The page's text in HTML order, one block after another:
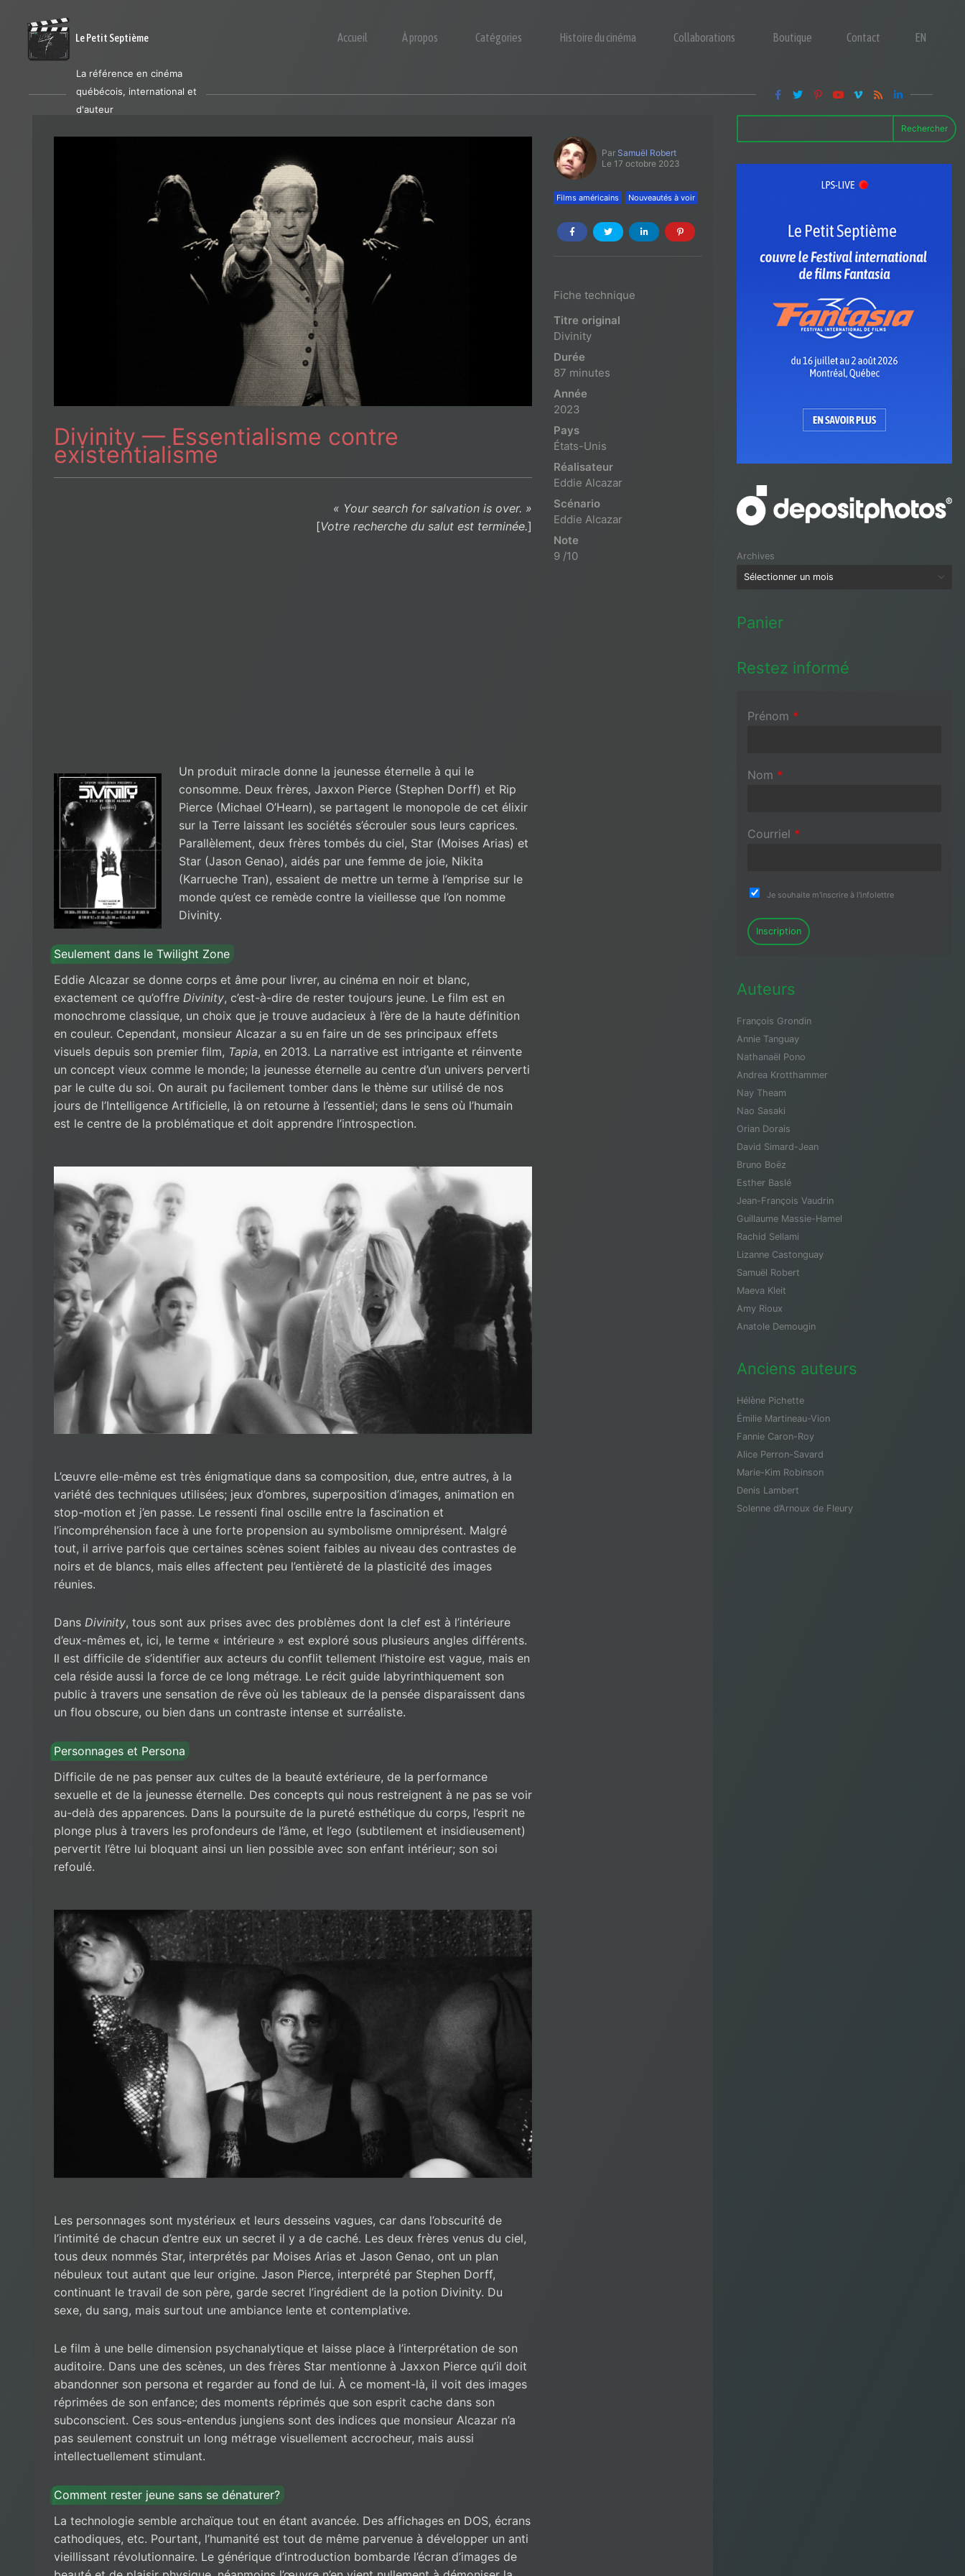
Le Petit Septième Accueil À propos Catégories Histoire du cinéma Collaborations Boutique Contact EN
La référence en cinéma
québécois, international et
d'auteur
Divinity — Essentialisme contre
existentialisme
« Your search for salvation is over. »
[Votre recherche du salut est terminée.]
Un produit miracle donne la jeunesse éternelle à qui le
consomme. Deux frères, Jaxxon Pierce (Stephen Dorff) et Rip
Pierce (Michael O’Hearn), se partagent le monopole de cet élixir
sur la Terre laissant les sociétés s’écrouler sous leurs caprices.
Parallèlement, deux frères tombés du ciel, Star (Moises Arias) et
Star (Jason Genao), aidés par une femme de joie, Nikita
(Karrueche Tran), essaient de mettre un terme à l’emprise sur le
monde qu’est ce remède contre la vieillesse que l’on nomme
Divinity.
Seulement dans le Twilight Zone
Eddie Alcazar se donne corps et âme pour livrer, au cinéma en noir et blanc,
exactement ce qu’offre Divinity, c’est-à-dire de rester toujours jeune. Le film est en
monochrome classique, un choix que je trouve audacieux à l’ère de la haute définition
en couleur. Cependant, monsieur Alcazar a su en faire un de ses principaux effets
visuels depuis son premier film, Tapia, en 2013. La narrative est intrigante et réinvente
un concept vieux comme le monde; la jeunesse éternelle au centre d’un univers perverti
par le culte du soi. On aurait pu facilement tomber dans le thème sur utilisé de nos
jours de l’Intelligence Artificielle, là on retourne à l’essentiel; dans le sens où l’humain
est le centre de la problématique et doit apprendre l’introspection.
L’œuvre elle-même est très énigmatique dans sa composition, due, entre autres, à la
variété des techniques utilisées; jeux d’ombres, superposition d’images, animation en
stop-motion et j’en passe. Le ressenti final oscille entre la fascination et
l’incompréhension face à une forte propension au symbolisme omniprésent. Malgré
tout, il arrive parfois que certaines scènes soient faibles au niveau des contrastes de
noirs et de blancs, mais elles affectent peu l’entièreté de la plasticité des images
réunies.
Dans Divinity, tous sont aux prises avec des problèmes dont la clef est à l’intérieure
d’eux-mêmes et, ici, le terme « intérieure » est exploré sous plusieurs angles différents.
Il est difficile de s’identifier aux acteurs du conflit tellement l’histoire est vague, mais en
cela réside aussi la force de ce long métrage. Le récit guide labyrinthiquement son
public à travers une sensation de rêve où les tableaux de la pensée disparaissent dans
un flou obscure, ou bien dans un contraste intense et surréaliste.
Personnages et Persona
Difficile de ne pas penser aux cultes de la beauté extérieure, de la performance
sexuelle et de la jeunesse éternelle. Des concepts qui nous restreignent à ne pas se voir
au-delà des apparences. Dans la poursuite de la pureté esthétique du corps, l’esprit ne
plonge plus à travers les profondeurs de l’âme, et l’ego (subtilement et insidieusement)
pervertit l’être lui bloquant ainsi un lien possible avec son enfant intérieur; son soi
refoulé.
Les personnages sont mystérieux et leurs desseins vagues, car dans l’obscurité de
l’intimité de chacun d’entre eux un secret il y a de caché. Les deux frères venus du ciel,
tous deux nommés Star, interprétés par Moises Arias et Jason Genao, ont un plan
nébuleux tout autant que leur origine. Jason Pierce, interprété par Stephen Dorff,
continuant le travail de son père, garde secret l’ingrédient de la potion Divinity. Du
sexe, du sang, mais surtout une ambiance lente et contemplative.
Le film à une belle dimension psychanalytique et laisse place à l’interprétation de son
auditoire. Dans une des scènes, un des frères Star mentionne à Jaxxon Pierce qu’il doit
abandonner son persona et regarder au fond de lui. À ce moment-là, il voit des images
réprimées de son enfance; des moments réprimés que son esprit cache dans son
subconscient. Ces sous-entendus jungiens sont des indices que monsieur Alcazar n’a
pas seulement construit un long métrage visuellement accrocheur, mais aussi
intellectuellement stimulant.
Comment rester jeune sans se dénaturer?
La technologie semble archaïque tout en étant avancée. Des affichages en DOS, écrans
cathodiques, etc. Pourtant, l’humanité est tout de même parvenue à développer un anti
vieillissant révolutionnaire. Le générique d’introduction bombarde l’écran d’images de
Par Samuël Robert
Le 17 octobre 2023
Films américains Nouveautés à voir
Fiche technique
Titre original
Divinity
Durée
87 minutes
Année
2023
Pays
États-Unis
Réalisateur
Eddie Alcazar
Scénario
Eddie Alcazar
Note
9 /10
Rechercher
Archives
Panier
Restez informé
Prénom *
Nom *
Courriel *
Je souhaite m'inscrire à l'infolettre
Inscription
Auteurs
François Grondin
Annie Tanguay
Nathanaël Pono
Andrea Krotthammer
Nay Theam
Nao Sasaki
Orian Dorais
David Simard-Jean
Bruno Boëz
Esther Baslé
Jean-François Vaudrin
Guillaume Massie-Hamel
Rachid Sellami
Lizanne Castonguay
Samuël Robert
Maeva Kleit
Amy Rioux
Anatole Demougin
Anciens auteurs
Hélène Pichette
Émilie Martineau-Vion
Fannie Caron-Roy
Alice Perron-Savard
Marie-Kim Robinson
Denis Lambert
Solenne d’Arnoux de Fleury